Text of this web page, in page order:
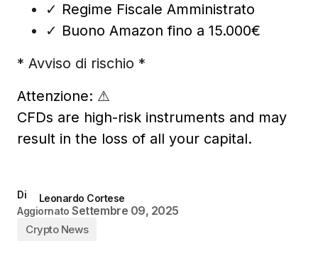
✓ Regime Fiscale Amministrato
✓ Buono Amazon fino a 15.000€
* Avviso di rischio *
Attenzione: ⚠
CFDs are high-risk instruments and may
result in the loss of all your capital.
Di
Leonardo Cortese
Aggiornato Settembre 09, 2025
Crypto News